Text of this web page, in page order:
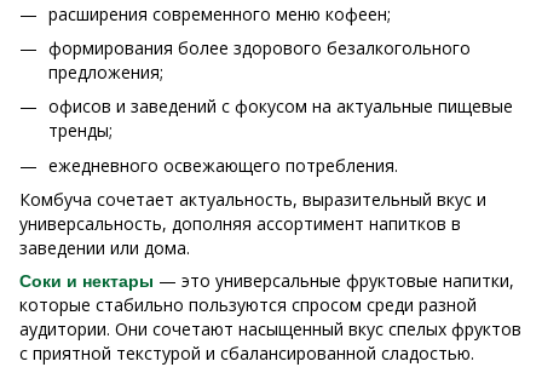
расширения современного меню кофеен;
формирования более здорового безалкогольного
предложения;
офисов и заведений с фокусом на актуальные пищевые
тренды;
ежедневного освежающего потребления.
Комбуча сочетает актуальность, выразительный вкус и
универсальность, дополняя ассортимент напитков в
заведении или дома.
Соки и нектары — это универсальные фруктовые напитки,
которые стабильно пользуются спросом среди разной
аудитории. Они сочетают насыщенный вкус спелых фруктов
с приятной текстурой и сбалансированной сладостью.